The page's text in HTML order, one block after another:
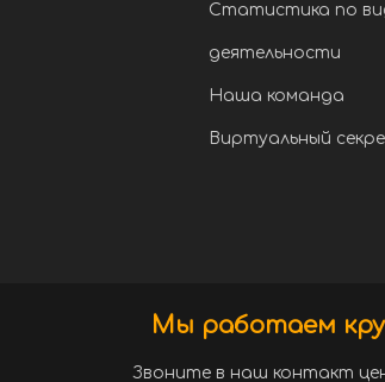
Статистика по
деятельности
Наша команда
Виртуальный
Мы работаем
Звоните в наш контакт